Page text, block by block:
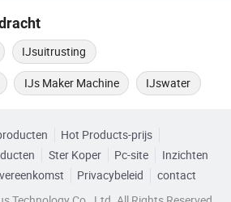
IJsuitrusting
IJs Maker Machine IJswater
Hot Products-prijs
Ster Koper Pc-site
Inzichten
Privacybeleid
contact